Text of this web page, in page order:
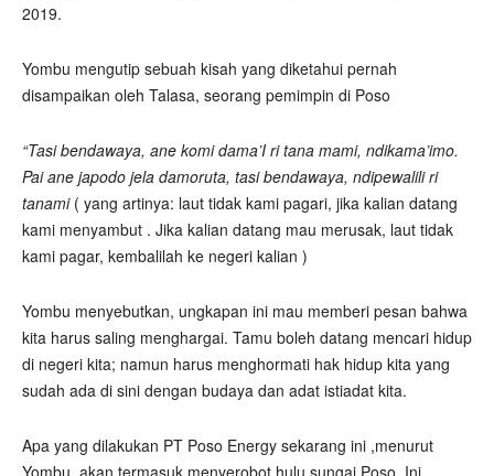
2019.
Yombu mengutip sebuah kisah yang diketahui pernah
disampaikan oleh Talasa, seorang pemimpin di Poso
“Tasi bendawaya, ane komi dama’I ri tana mami, ndikama’imo.
Pai ane japodo jela damoruta, tasi bendawaya, ndipewalili ri
tanami( yang artinya: laut tidak kami pagari, jika kalian datang
kami menyambut . Jika kalian datang mau merusak, laut tidak
kami pagar, kembalilah ke negeri kalian )
Yombu menyebutkan, ungkapan ini mau memberi pesan bahwa
kita harus saling menghargai. Tamu boleh datang mencari hidup
di negeri kita; namun harus menghormati hak hidup kita yang
sudah ada di sini dengan budaya dan adat istiadat kita.
Apa yang dilakukan PT Poso Energy sekarang ini ,menurut
Yombu, akan termasuk menyerobot hulu sungai Poso. Ini